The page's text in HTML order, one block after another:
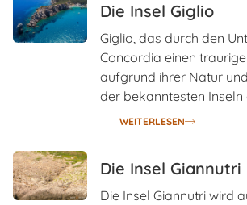
Die Insel Giglio
Giglio, das durch den
Concordia einen
aufgrund ihrer Natur
der bekanntesten Inseln
WEITERLESEN
Die Insel Giannutri
Die Insel Giannutri wird